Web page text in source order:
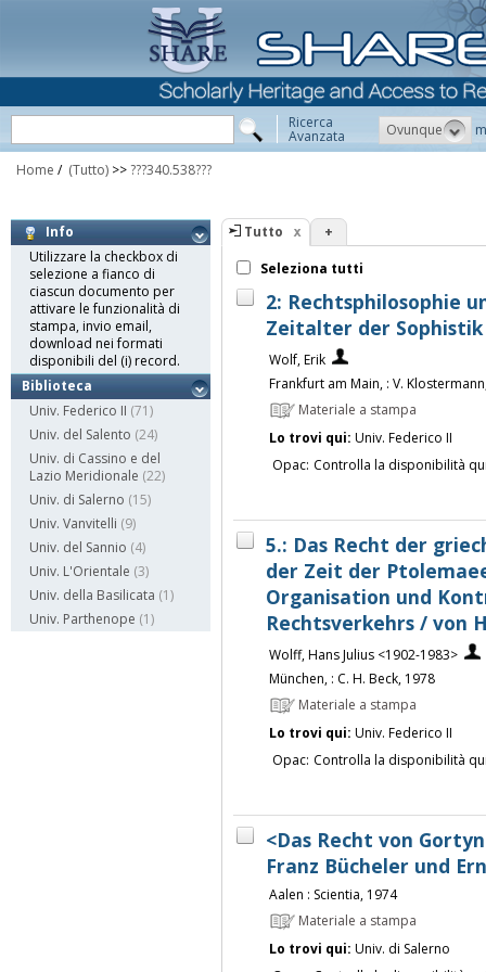
Ricerca
Avanzata Ovunque
Home / (Tutto) >> ???340.538???
Info
Utilizzare la checkbox di
selezione a fianco di
ciascun documento per
attivare le funzionalità di
stampa, invio email,
download nei formati
disponibili del (i) record.
Biblioteca
Univ. Federico II (71)
Univ. del Salento (24)
Univ. di Cassino e del
Lazio Meridionale (22)
Univ. di Salerno (15)
Univ. Vanvitelli (9)
Univ. del Sannio (4)
Univ. L'Orientale (3)
Univ. della Basilicata (1)
Univ. Parthenope (1)
Tutto +
Seleziona tutti
2: Rechtsphilosophie
Zeitalter der
Wolf, Erik
Frankfurt am Main, : V.
Materiale a stampa
Lo trovi qui: Univ. Federico II
Opac: Controlla la disponibilità
5.: Das Recht der
der Zeit der
Organisation und
Rechtsverkehrs / von
Wolff, Hans Julius <1902-1983>
München, : C. H. Beck, 1978
Materiale a stampa
Lo trovi qui: Univ. Federico II
Opac: Controlla la disponibilità
<Das Recht von
Franz Bücheler und
Aalen : Scientia, 1974
Materiale a stampa
Lo trovi qui: Univ. di Salerno